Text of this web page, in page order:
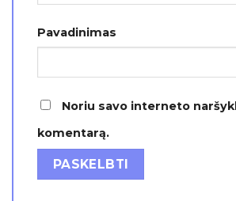
Pavadinimas
Noriu savo interneto
komentarą.